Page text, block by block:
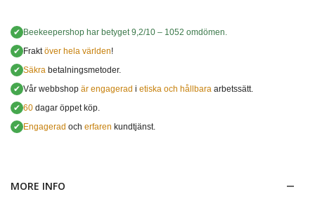
✔ Beekeepershop har betyget9,2/10 – 1052 omdömen.
✔ Fraktöver hela världen!
✔ Säkra betalningsmetoder.
✔ Vår webbshop är engagerad i etiska och hållbara arbetssätt.
✔ 60 dagar öppet köp.
✔ Engagerad och erfaren kundtjänst.
MORE INFO